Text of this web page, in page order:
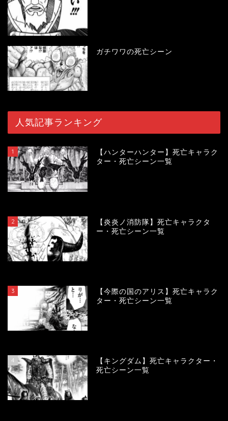
ガチワワの死亡シーン
人気記事ランキング
1
【ハンターハンター】死亡キャラク
ター・死亡シーン一覧
2
【炎炎ノ消防隊】死亡キャラクタ
ー・死亡シーン一覧
3
【今際の国のアリス】死亡キャラク
ター・死亡シーン一覧
4
【キングダム】死亡キャラクター・
死亡シーン一覧